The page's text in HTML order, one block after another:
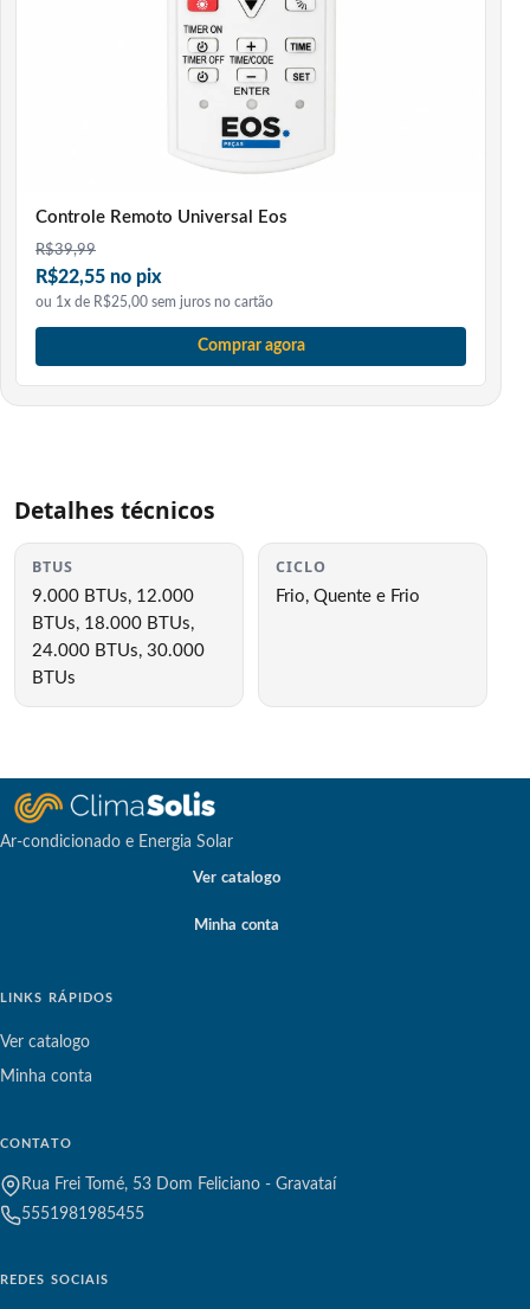
Controle Remoto Universal Eos
R$39,99
R$22,55 no pix
ou 1x de R$25,00 sem juros no cartão
Comprar agora
Detalhes técnicos
BTUS
9.000 BTUs, 12.000
BTUs, 18.000 BTUs,
24.000 BTUs, 30.000
BTUs
CICLO
Frio, Quente e Frio
Ar-condicionado e Energia Solar
Ver catalogo
Minha conta
LINKS RÁPIDOS
Ver catalogo
Minha conta
CONTATO
Rua Frei Tomé, 53 Dom Feliciano - Gravataí
5551981985455
REDES SOCIAIS